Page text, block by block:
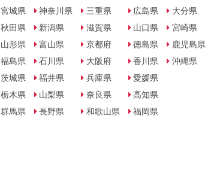
宮城県
秋田県
山形県
福島県
茨城県
栃木県
群馬県
神奈川県
新潟県
富山県
石川県
福井県
山梨県
長野県
三重県
滋賀県
京都府
大阪府
兵庫県
奈良県
和歌山県
広島県
山口県
徳島県
香川県
愛媛県
高知県
福岡県
大分県
宮崎県
鹿児島県
沖縄県